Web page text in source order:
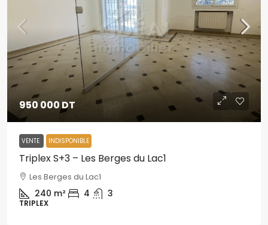
950 000 DT
VENTE INDISPONIBLE
Triplex S+3 – Les Berges du Lac1
Les Berges du Lac1
240 m² 4 3
TRIPLEX